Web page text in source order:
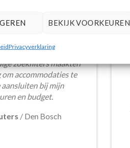
BEKIJK VOORKEUREN
Privacyverklaring
accommodaties op
is erg goed. Van
een breed scala aan
zoekfilters maakten
accommodaties te
aansluiten bij mijn
en budget.
/ Den Bosch